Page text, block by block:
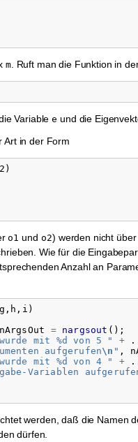
m. Ruft man die Funktion in
Variablee und die
Art in der Form
)
o1 und o2) werden nicht
Wie für die
Anzahl an
g , h , i )
nArgsOut = nargsout ();
mit %d von 5 " +
aufgerufen\n " ,
mit %d von 4 " +
Variablen
werden, daß die Namen
dürfen.